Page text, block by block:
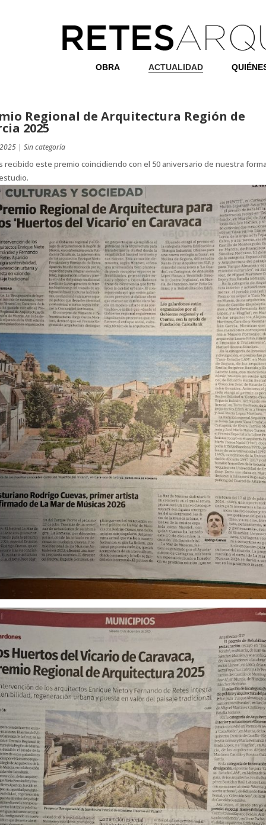
OBRA ACTUALIDAD
Regional de Arquitectura Región de
2025
| Sin categoría
recibido este premio coincidiendo con el 50 aniversario de nuestra